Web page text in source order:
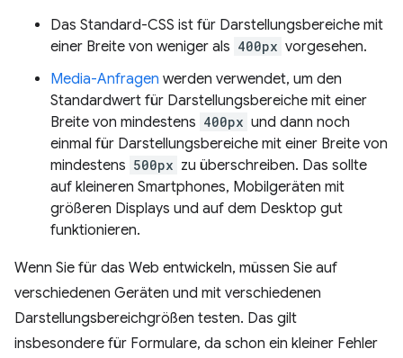
Das Standard-CSS ist für Darstellungsbereiche mit
einer Breite von weniger als 400px vorgesehen.
Media-Anfragen werden verwendet, um den
Standardwert für Darstellungsbereiche mit einer
Breite von mindestens 400px und dann noch
einmal für Darstellungsbereiche mit einer Breite von
mindestens 500px zu überschreiben. Das sollte
auf kleineren Smartphones, Mobilgeräten mit
größeren Displays und auf dem Desktop gut
funktionieren.
Wenn Sie für das Web entwickeln, müssen Sie auf
verschiedenen Geräten und mit verschiedenen
Darstellungsbereichgrößen testen. Das gilt
insbesondere für Formulare, da schon ein kleiner Fehler